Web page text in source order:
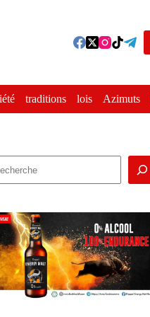
traditions lois Azimuts